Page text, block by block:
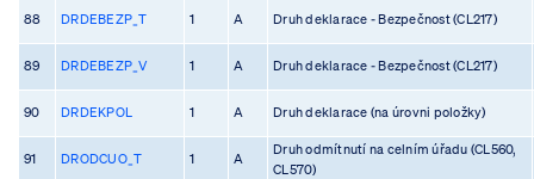
88 DRDEBEZP_T 1 A Druh deklarace - Bezpečnost (CL217)
89 DRDEBEZP_V 1 A Druh deklarace - Bezpečnost (CL217)
90 DRDEKPOL 1 A Druh deklarace (na úrovni položky)
91 DRODCUO_T 1 A
Druh odmítnutí na celním úřadu (CL560,
CL570)